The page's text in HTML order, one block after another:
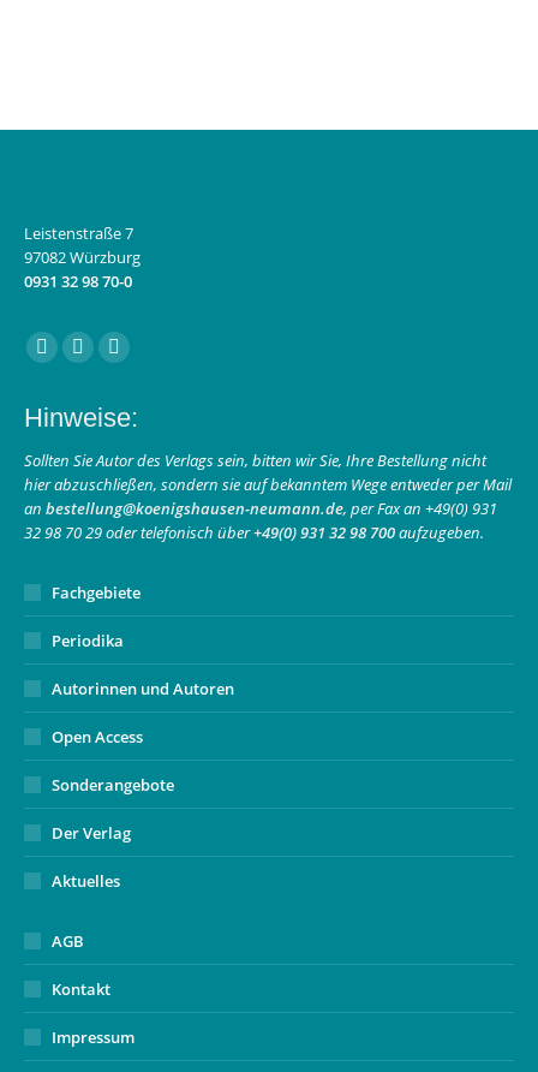
Leistenstraße 7
97082 Würzburg
0931 32 98 70-0
Finden Sie uns auf:
Facebook
opens
in
new
window
Instagram
opens
in
new
window
E-
page
opens
in
new
window
Hinweise:
Sollten Sie Autor des Verlags sein, bitten wir Sie, Ihre Bestellung nicht
hier abzuschließen, sondern sie auf bekanntem Wege entweder per Mail
an bestellung@koenigshausen-neumann.de, per Fax an +49(0) 931
32 98 70 29 oder telefonisch über+49(0) 931 32 98 700aufzugeben.
Fachgebiete
Periodika
Autorinnen und Autoren
Open Access
Sonderangebote
Der Verlag
Aktuelles
AGB
Kontakt
Impressum